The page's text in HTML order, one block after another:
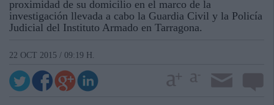
proximidad de su domicilio en el marco de la
investigación llevada a cabo la Guardia Civil y la Policía
Judicial del Instituto Armado en Tarragona.
22 OCT 2015 / 09:19 H.